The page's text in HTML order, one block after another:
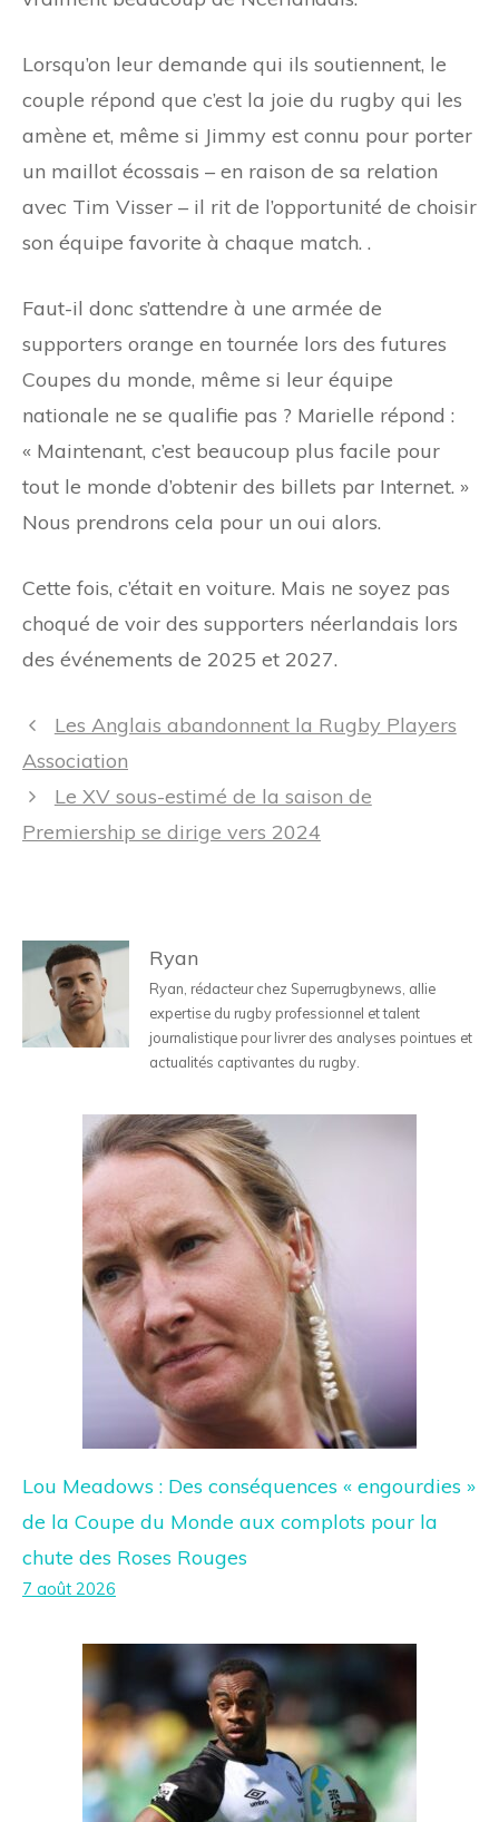
Lorsqu’on leur demande qui ils soutiennent, le
couple répond que c’est la joie du rugby qui les
amène et, même si Jimmy est connu pour porter
un maillot écossais – en raison de sa relation
avec Tim Visser – il rit de l’opportunité de choisir
son équipe favorite à chaque match. .
Faut-il donc s’attendre à une armée de
supporters orange en tournée lors des futures
Coupes du monde, même si leur équipe
nationale ne se qualifie pas ? Marielle répond :
« Maintenant, c’est beaucoup plus facile pour
tout le monde d’obtenir des billets par Internet. »
Nous prendrons cela pour un oui alors.
Cette fois, c’était en voiture. Mais ne soyez pas
choqué de voir des supporters néerlandais lors
des événements de 2025 et 2027.
Navigation
des
Les Anglais abandonnent la Rugby Players
Association
Le XV sous-estimé de la saison de
Premiership se dirige vers 2024
Ryan
Ryan, rédacteur chez Superrugbynews, allie
expertise du rugby professionnel et talent
journalistique pour livrer des analyses pointues et
actualités captivantes du rugby.
Lou Meadows : Des conséquences « engourdies »
de la Coupe du Monde aux complots pour la
chute des Roses Rouges
7 août 2026